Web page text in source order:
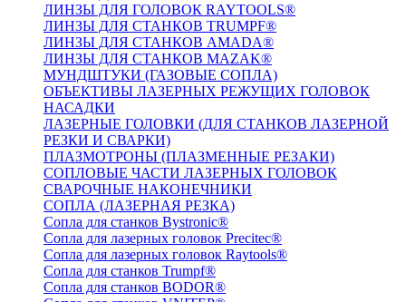
ЛИНЗЫ ДЛЯ ГОЛОВОК RAYTOOLS®
ЛИНЗЫ ДЛЯ СТАНКОВ TRUMPF®
ЛИНЗЫ ДЛЯ СТАНКОВ AMADA®
ЛИНЗЫ ДЛЯ СТАНКОВ MAZAK®
МУНДШТУКИ (ГАЗОВЫЕ СОПЛА)
ОБЪЕКТИВЫ ЛАЗЕРНЫХ РЕЖУЩИХ ГОЛОВОК
НАСАДКИ
ЛАЗЕРНЫЕ ГОЛОВКИ (ДЛЯ СТАНКОВ ЛАЗЕРНОЙ
РЕЗКИ И СВАРКИ)
ПЛАЗМОТРОНЫ (ПЛАЗМЕННЫЕ РЕЗАКИ)
СОПЛОВЫЕ ЧАСТИ ЛАЗЕРНЫХ ГОЛОВОК
СВАРОЧНЫЕ НАКОНЕЧНИКИ
СОПЛА (ЛАЗЕРНАЯ РЕЗКА)
Сопла для станков Bystronic®
Сопла для лазерных головок Precitec®
Сопла для лазерных головок Raytools®
Сопла для станков Trumpf®
Сопла для станков BODOR®